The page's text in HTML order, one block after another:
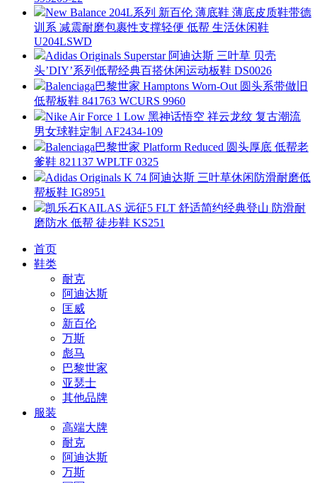
New Balance 204L系列 新百伦 薄底鞋 薄底皮质鞋带德
训系 减震耐磨包裹性支撑轻便 低帮 生活休闲鞋
U204LSWD
Adidas Originals Superstar 阿迪达斯 三叶草 贝壳
头’DIY’系列低帮经典百搭休闲运动板鞋 DS0026
Balenciaga巴黎世家 Hamptons Worn-Out 圆头系带做旧
低帮板鞋 841763 WCURS 9960
Nike Air Force 1 Low 黑神话悟空 祥云龙纹 复古潮流
男女球鞋定制 AF2434-109
Balenciaga巴黎世家 Platform Reduced 圆头厚底 低帮老
爹鞋 821137 WPLTF 0325
Adidas Originals K 74 阿迪达斯 三叶草休闲防滑耐磨低
帮板鞋 IG8951
凯乐石KAILAS 远征5 FLT 舒适简约经典登山 防滑耐
磨防水 低帮 徒步鞋 KS251
首页
鞋类
耐克
阿迪达斯
匡威
新百伦
万斯
彪马
巴黎世家
亚瑟士
其他品牌
服装
高端大牌
耐克
阿迪达斯
万斯